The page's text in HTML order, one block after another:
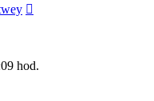
hod.